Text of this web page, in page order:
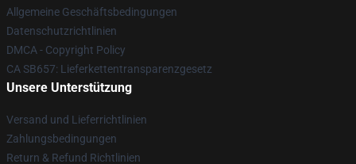
Allgemeine Geschäftsbedingungen
Datenschutzrichtlinien
DMCA - Copyright Policy
CA SB657: Lieferkettentransparenzgesetz
Unsere Unterstützung
Versand und Lieferrichtlinien
Zahlungsbedingungen
Return & Refund Richtlinien